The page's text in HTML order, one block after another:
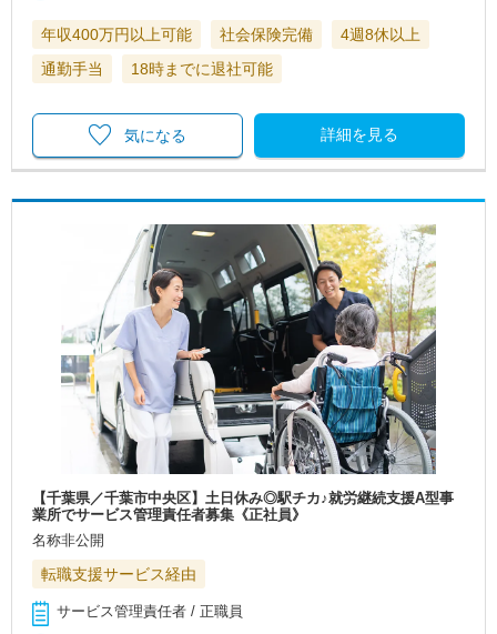
年収400万円以上可能 社会保険完備
4週8休以上
通勤手当
18時までに退社可能
詳細を見る
気になる
【千葉県／千葉市中央区】土日休み◎駅チカ♪就労継続支援A型事
業所でサービス管理責任者募集《正社員》
名称非公開
転職支援サービス経由
サービス管理責任者 / 正職員